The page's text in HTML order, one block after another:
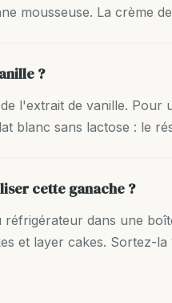
mousseuse. La crème
?
l'extrait de vanille.
blanc sans lactose : le
cette ganache ?
dans une
et layer cakes. Sortez-